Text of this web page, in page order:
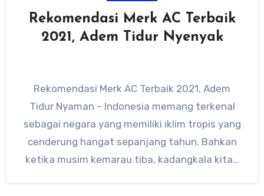
Rekomendasi Merk AC Terbaik
2021, Adem Tidur Nyenyak
Rekomendasi Merk AC Terbaik 2021, Adem
Tidur Nyaman – Indonesia memang terkenal
sebagai negara yang memiliki iklim tropis yang
cenderung hangat sepanjang tahun. Bahkan
ketika musim kemarau tiba, kadangkala kita…